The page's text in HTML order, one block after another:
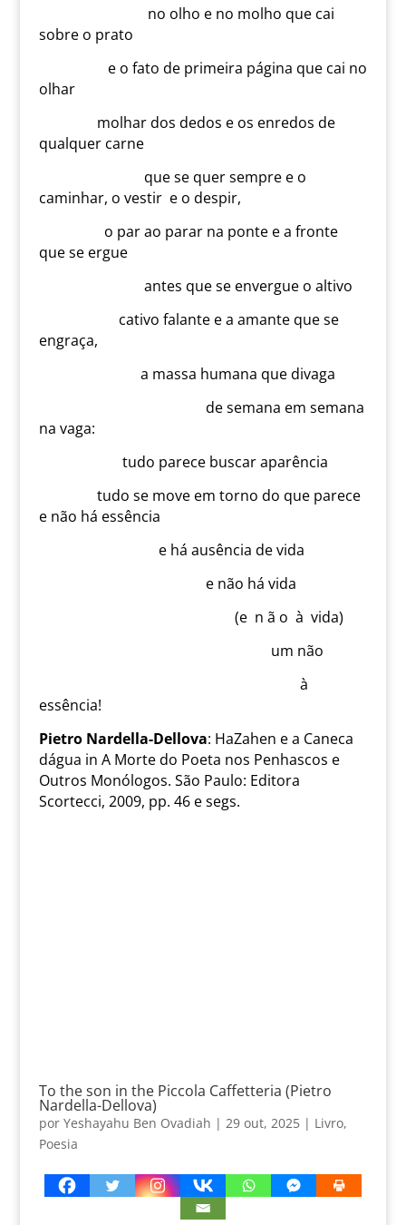
no olho e no molho que cai
sobre o prato
e o fato de primeira página que cai no
olhar
molhar dos dedos e os enredos de
qualquer carne
que se quer sempre e o
caminhar, o vestir e o despir,
o par ao parar na ponte e a fronte
que se ergue
antes que se envergue o altivo
cativo falante e a amante que se
engraça,
a massa humana que divaga
de semana em semana
na vaga:
tudo parece buscar aparência
tudo se move em torno do que parece
e não há essência
e há ausência de vida
e não há vida
(e n ã o à vida)
um não
à
essência!
Pietro Nardella-Dellova: HaZahen e a Caneca
dágua in A Morte do Poeta nos Penhascos e
Outros Monólogos. São Paulo: Editora
Scortecci, 2009, pp. 46 e segs.
To the son in the Piccola Caffetteria (Pietro
Nardella-Dellova)
por Yeshayahu Ben Ovadiah | 29 out, 2025| Livro,
Poesia